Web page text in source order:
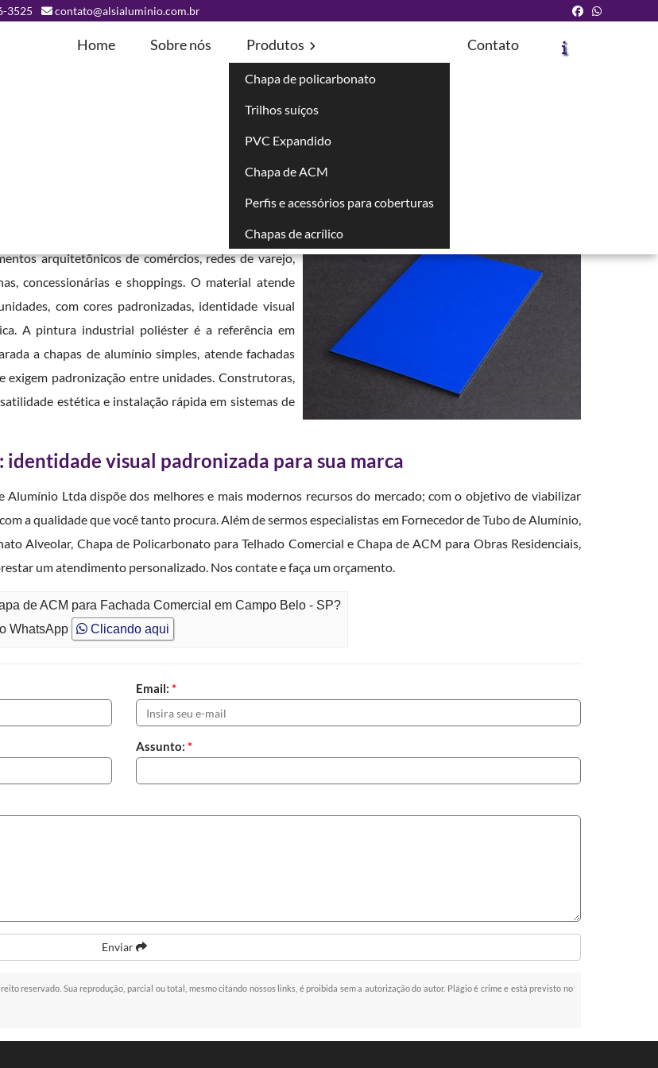
3525 contato@alsialuminio.com.br
Home Sobre nós Produtos
Chapa de policarbonato
Trilhos suíços
PVC Expandido
Chapa de ACM
Perfis e acessórios para coberturas
Chapas de acrílico
Contato
Solicite um Orçamento
é um painel composto por duas lâminas de
arquitetônicos de comércios, redes de varejo,
concessionárias e shoppings. O material atende
com cores padronizadas, identidade visual
A pintura industrial poliéster é a referência em
a chapas de alumínio simples, atende fachadas
exigem padronização entre unidades. Construtoras,
estética e instalação rápida em sistemas de
visual padronizada para sua marca
Ltda dispõe dos melhores e mais modernos recursos do mercado; com o objetivo de viabilizar
a qualidade que você tanto procura. Além de sermos especialistas em Fornecedor de Tubo de Alumínio,
Alveolar, Chapa de Policarbonato para Telhado Comercial e Chapa de ACM para Obras Residenciais,
um atendimento personalizado. Nos contate e faça um orçamento.
de ACM para Fachada Comercial em Campo Belo - SP?
WhatsApp Clicando aqui
Email: *
Assunto: *
Enviar
reservado. Sua reprodução, parcial ou total, mesmo citando nossos links, é proibida sem a autorização do autor. Plágio é crime e está previsto no